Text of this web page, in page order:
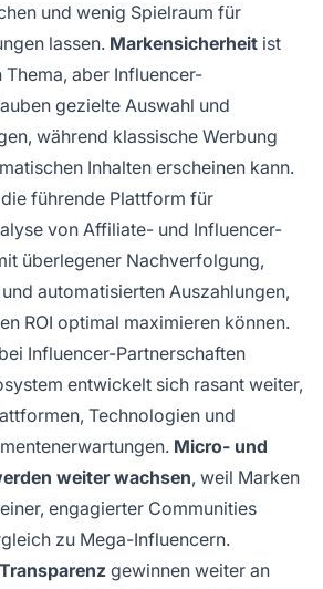
und wenig Spielraum für
lassen. Markensicherheit ist
Thema, aber Influencer-
gezielte Auswahl und
während klassische Werbung
Inhalten erscheinen kann.
führende Plattform für
von Affiliate- und Influencer-
überlegener Nachverfolgung,
automatisierten Auszahlungen,
ROI optimal maximieren können.
Influencer-Partnerschaften
entwickelt sich rasant weiter,
Technologien und
Micro- und
weiter wachsen, weil Marken
engagierter Communities
zu Mega-Influencern.
gewinnen weiter an